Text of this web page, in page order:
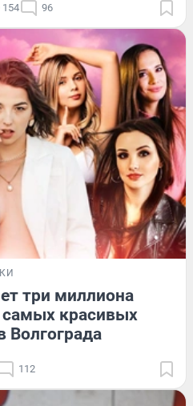
154 96
три миллиона
красивых
Волгограда
112